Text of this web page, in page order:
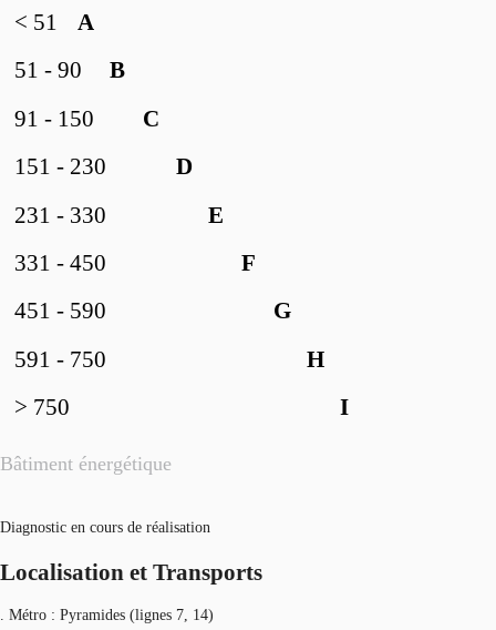
Bâtiment énergétique
A
< 51
B
51 - 90
C
91 - 150
D
151 - 230
E
231 - 330
F
331 - 450
G
451 - 590
H
591 - 750
I
> 750
Diagnostic en cours de réalisation
Localisation et Transports
. Métro : Pyramides (lignes 7, 14)